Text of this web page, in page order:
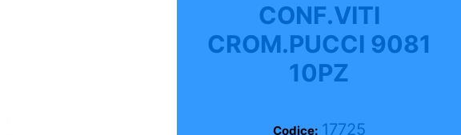
CONF.VITI
CROM.PUCCI 9081
10PZ
Codice: 17725